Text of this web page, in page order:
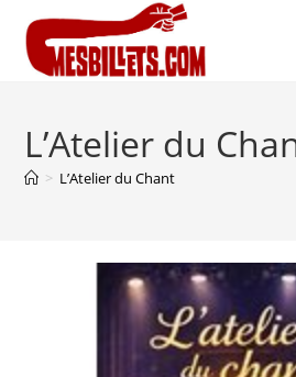
L’Atelier du
> L’Atelier du Chant